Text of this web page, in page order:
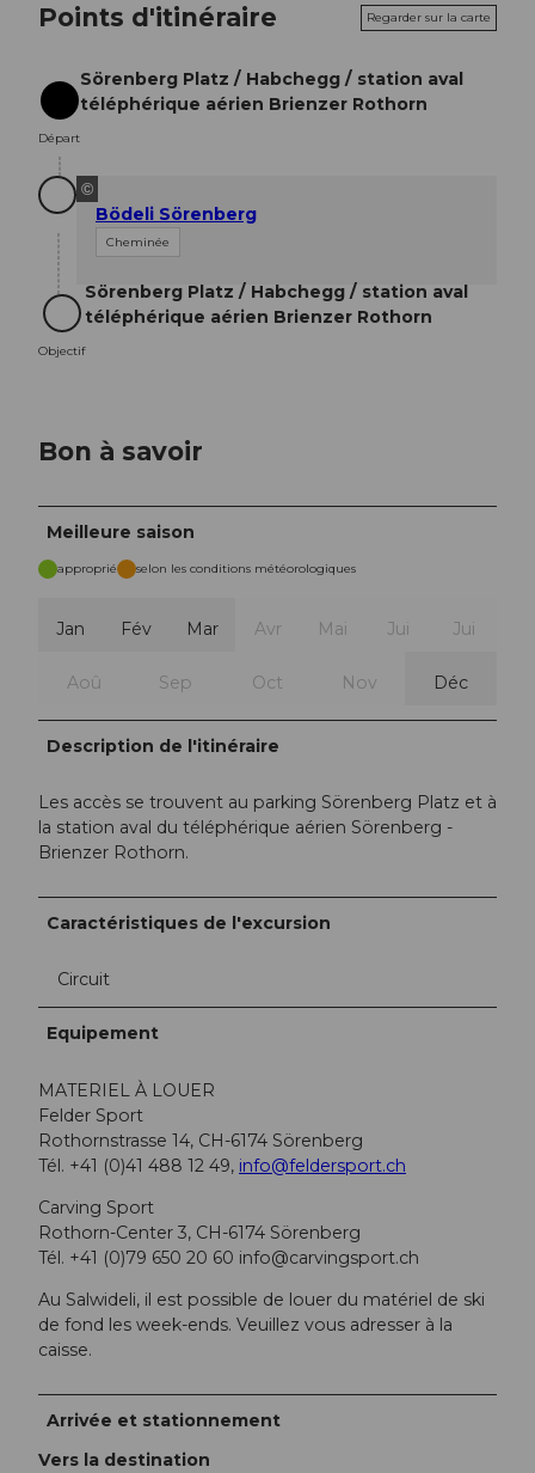
Points d'itinéraire Regarder sur la carte
Départ
Départ
Sörenberg Platz / Habchegg / station aval
téléphérique aérien Brienzer Rothorn
©
Bödeli Sörenberg
Cheminée
Objectif
Objectif
Sörenberg Platz / Habchegg / station aval
téléphérique aérien Brienzer Rothorn
Bon à savoir
Meilleure saison
approprié selon les conditions météorologiques
Jan Fév Mar Avr Mai Jui Jui
Aoû Sep Oct Nov Déc
Description de l'itinéraire
Les accès se trouvent au parking Sörenberg Platz et à
la station aval du téléphérique aérien Sörenberg -
Brienzer Rothorn.
Caractéristiques de l'excursion
Circuit
Equipement
MATERIEL À LOUER
Felder Sport
Rothornstrasse 14, CH-6174 Sörenberg
Tél. +41 (0)41 488 12 49, info@feldersport.ch
Carving Sport
Rothorn-Center 3, CH-6174 Sörenberg
Tél. +41 (0)79 650 20 60 info@carvingsport.ch
Au Salwideli, il est possible de louer du matériel de ski
de fond les week-ends. Veuillez vous adresser à la
caisse.
Arrivée et stationnement
Vers la destination